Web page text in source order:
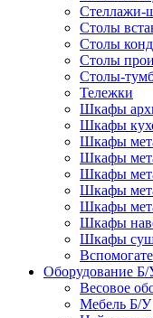
Стеллажи-
Столы
Столы
Столы
Столы-
Тележки
Шкафы
Шкафы
Шкафы
Шкафы
Шкафы
Шкафы
Шкафы
Шкафы
Шкафы
Оборудование
Весовое
Мебель Б/У